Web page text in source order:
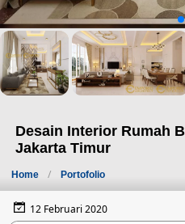
Desain Interior Rumah
Jakarta Timur
Home Portofolio
12 Februari 2020